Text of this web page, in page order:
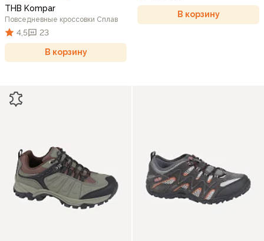
THB Kompar
Повседневные кроссовки Сплав
4,5 23
В корзину
В корзину